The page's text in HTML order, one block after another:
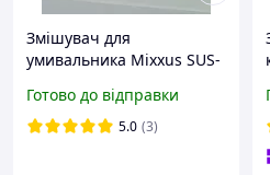
Змішувач для
умивальника Mixxus SUS-
Готово до відправки
5.0 (3)